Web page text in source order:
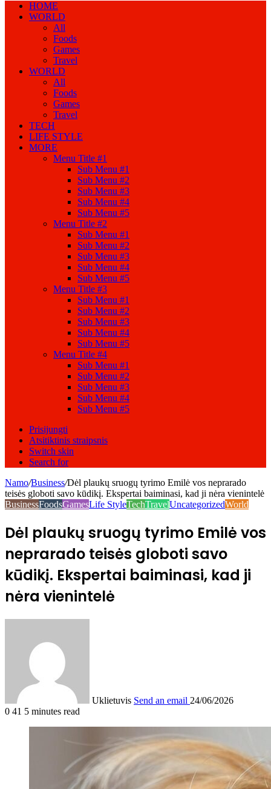
HOME
WORLD
All
Foods
Games
Travel
WORLD
All
Foods
Games
Travel
TECH
LIFE STYLE
MORE
Menu Title #1
Sub Menu #1
Sub Menu #2
Sub Menu #3
Sub Menu #4
Sub Menu #5
Menu Title #2
Sub Menu #1
Sub Menu #2
Sub Menu #3
Sub Menu #4
Sub Menu #5
Menu Title #3
Sub Menu #1
Sub Menu #2
Sub Menu #3
Sub Menu #4
Sub Menu #5
Menu Title #4
Sub Menu #1
Sub Menu #2
Sub Menu #3
Sub Menu #4
Sub Menu #5
Prisijungti
Atsitiktinis straipsnis
Switch skin
Search for
Namo/Business/Dėl plaukų sruogų tyrimo Emilė vos neprarado
teisės globoti savo kūdikį. Ekspertai baiminasi, kad ji nėra vienintelė
BusinessFoodsGamesLife StyleTechTravelUncategorizedWorld
Dėl plaukų sruogų tyrimo Emilė vos
neprarado teisės globoti savo
kūdikį. Ekspertai baiminasi, kad ji
nėra vienintelė
Uklietuvis Send an email 24/06/2026
0 41 5 minutes read